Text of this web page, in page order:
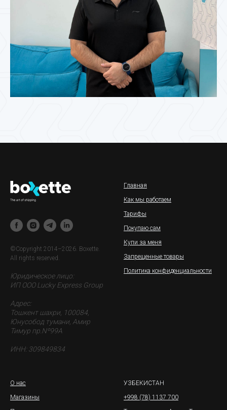
©Copyright 2014–2026. Boxette.
All rights reserved.
Юридическое лицо:
ИП ООО Lucky Express Group
Адрес:
Тошкент шахри, 100084,
Юнусобод тумани, Амир
Тимур пр.Nº99A
ИНН: 309849834
Главная
Как мы работаем
Тарифы
Покупаю сам
Купи за меня
Запрещенные товары
Политика конфиденциальности
О нас
Магазины
УЗБЕКИСТАН
+998 (78) 1137 700